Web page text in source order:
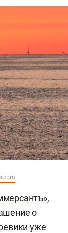
»,
о
уже